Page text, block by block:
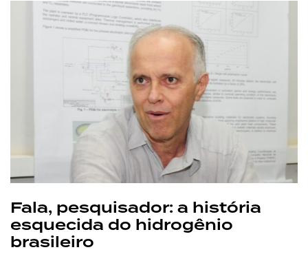
Fala, pesquisador: a história
esquecida do hidrogênio
brasileiro